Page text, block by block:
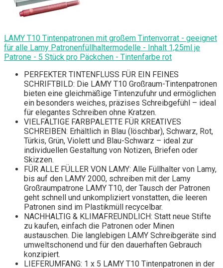
LAMY T10 Tintenpatronen mit großem Tintenvorrat - geeignet
für alle Lamy Patronenfüllhaltermodelle - Inhalt 1,25ml je
Patrone - 5 Stück pro Päckchen - Tintenfarbe rot
PERFEKTER TINTENFLUSS FÜR EIN FEINES
SCHRIFTBILD: Die LAMY T10 Großraum-Tintenpatronen
bieten eine gleichmäßige Tintenzufuhr und ermöglichen
ein besonders weiches, präzises Schreibgefühl – ideal
für elegantes Schreiben ohne Kratzen.
VIELFÄLTIGE FARBPALETTE FÜR KREATIVES
SCHREIBEN: Erhältlich in Blau (löschbar), Schwarz, Rot,
Türkis, Grün, Violett und Blau-Schwarz – ideal zur
individuellen Gestaltung von Notizen, Briefen oder
Skizzen.
FÜR ALLE FÜLLER VON LAMY: Alle Füllhalter von Lamy,
bis auf den LAMY 2000, schreiben mit der Lamy
Großraumpatrone LAMY T10, der Tausch der Patronen
geht schnell und unkompliziert vonstatten, die leeren
Patronen sind im Plastikmüll recycelbar.
NACHHALTIG & KLIMAFREUNDLICH: Statt neue Stifte
zu kaufen, einfach die Patronen oder Minen
austauschen. Die langlebigen LAMY Schreibgeräte sind
umweltschonend und für den dauerhaften Gebrauch
konzipiert.
LIEFERUMFANG: 1 x 5 LAMY T10 Tintenpatronen in der